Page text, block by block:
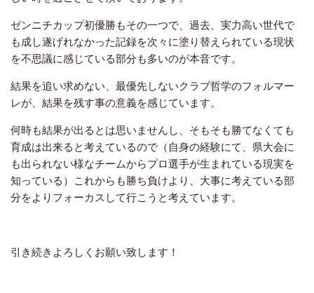
ゼンニチカップ初優勝もその一つで、過去、実力高い世代で
も成し遂げれなかった記録を次々に塗り替えられている現状
を不思議に感じている部分も多いのが本音です。
結果を追い求めない、最優先しないクラブ哲学のフォルマー
レが、結果を残す事の意義を感じています。
何時も結果が出るとは思いませんし、そもそも勝てなくても
育成は出来ると考えているので（自身の経験にて、県大会に
も出られない様なチームからプロ選手が生まれている現実を
知っている）これからも勝ち負けより、大事に考えている部
分をよりフォーカスして行こうと考えています。
引き続きよろしくお願い致します！